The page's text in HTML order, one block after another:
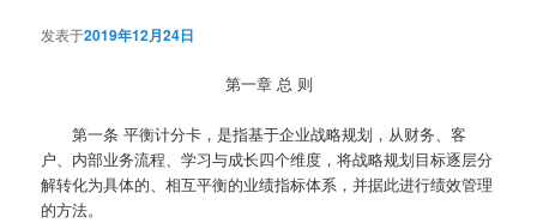
发表于2019年12月24日
第一章 总 则
第一条 平衡计分卡，是指基于企业战略规划，从财务、客
户、内部业务流程、学习与成长四个维度，将战略规划目标逐层分
解转化为具体的、相互平衡的业绩指标体系，并据此进行绩效管理
的方法。